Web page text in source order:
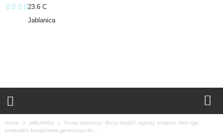
23.6 C
Jablanica
N
Home JABLANICA
Ponos Jablanice: Mirza Hodžić najbolji strijelac HNK lige,
predvodio šampionsku generaciju do...